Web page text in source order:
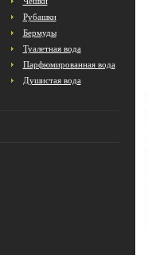
Рубашки
Бермуды
Туалетная вода
Парфюмированная вода
Душистая вода